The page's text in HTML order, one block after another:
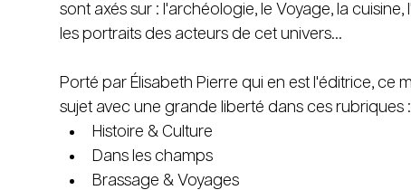
sont axés sur : l'archéologie, le Voyage, la cuisine,
les portraits des acteurs de cet univers...
Porté par Élisabeth Pierre qui en est l'éditrice,
sujet avec une grande liberté dans ces rubriques :
Histoire & Culture
Dans les champs
Brassage & Voyages